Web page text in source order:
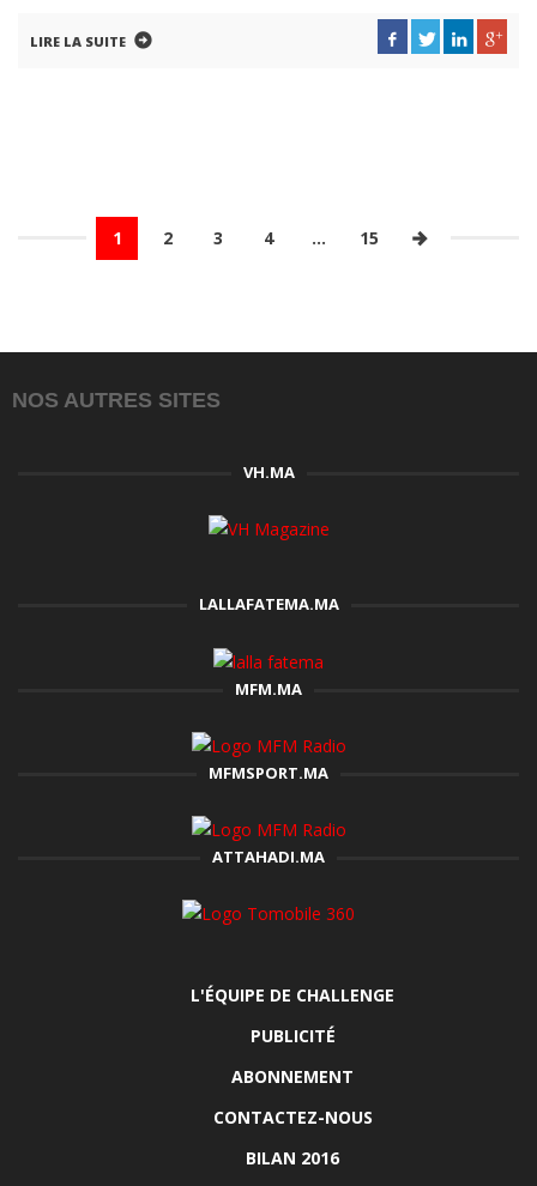
LIRE LA SUITE
1 2 3 4 … 15
NOS AUTRES SITES
VH.MA
LALLAFATEMA.MA
MFM.MA
MFMSPORT.MA
ATTAHADI.MA
L'ÉQUIPE DE CHALLENGE
PUBLICITÉ
ABONNEMENT
CONTACTEZ-NOUS
BILAN 2016